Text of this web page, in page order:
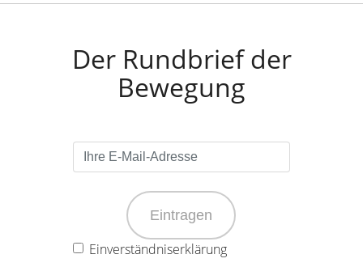
Der Rundbrief der
Bewegung
Eintragen
Einverständniserklärung